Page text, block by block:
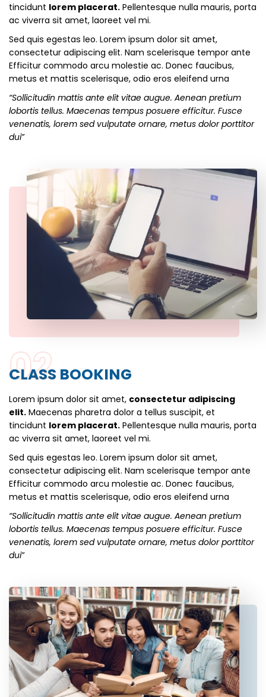
tincidunt lorem placerat. Pellentesque nulla mauris, porta
ac viverra sit amet, laoreet vel mi.
Sed quis egestas leo. Lorem ipsum dolor sit amet,
consectetur adipiscing elit. Nam scelerisque tempor ante
Efficitur commodo arcu molestie ac. Donec faucibus,
metus et mattis scelerisque, odio eros eleifend urna
“Sollicitudin mattis ante elit vitae augue. Aenean pretium
lobortis tellus. Maecenas tempus posuere efficitur. Fusce
venenatis, lorem sed vulputate ornare, metus dolor porttitor
dui”
02
CLASS BOOKING
Lorem ipsum dolor sit amet, consectetur adipiscing
elit. Maecenas pharetra dolor a tellus suscipit, et
tincidunt
lorem placerat. Pellentesque nulla mauris, porta
ac viverra sit amet, laoreet vel mi.
Sed quis egestas leo. Lorem ipsum dolor sit amet,
consectetur adipiscing elit. Nam scelerisque tempor ante
Efficitur commodo arcu molestie ac. Donec faucibus,
metus et mattis scelerisque, odio eros eleifend urna
“Sollicitudin mattis ante elit vitae augue. Aenean pretium
lobortis tellus. Maecenas tempus posuere efficitur. Fusce
venenatis, lorem sed vulputate ornare, metus dolor porttitor
dui”